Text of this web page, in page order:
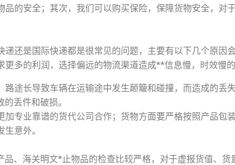
品的安全；其次，我们可以购买保险，保障货物安全，对
递还是国际快递都是很常见的问题，主要有以下几个原因
更多的利润，选择偏远的物流渠道造成**信息慢，时效慢的
路途长导致车辆在运输途中发生颠簸和碰撞，而造成的丢
丢件和破损。
加专业靠谱的货代公司合作；货物方面要严格按照产品包
意外。
、海关明文*止物品的检查比较严格，对于虚报货值、货